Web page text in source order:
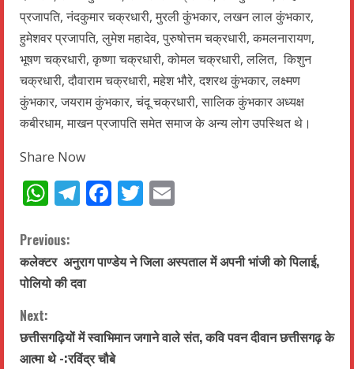
प्रजापति, नंदकुमार चक्रधारी, मुरली कुंभकार, लखन लाल कुंभकार,
हुमेशवर प्रजापति, लुमेश महादेव, पुरुषोत्तम चक्रधारी, कमलनारायण,
भूषण चक्रधारी, कृष्णा चक्रधारी, कोमल चक्रधारी, ललित, किशुन
चक्रधारी, दौवाराम चक्रधारी, महेश भौरे, दशरथ कुंभकार, लक्ष्मण
कुंभकार, जयराम कुंभकार, चंदू चक्रधारी, सालिक कुंभकार अध्यक्ष
कबीरधाम, माखन प्रजापति समेत समाज के अन्य लोग उपस्थित थे।
Share Now
WhatsApp
Telegram
Facebook
Twitter
C
o
n
t
Previous:
कलेक्टर अनुराग पाण्डेय ने जिला अस्पताल में अपनी भांजी को पिलाई,
पोलियो की दवा
Next:
छत्तीसगढ़ियों में स्वाभिमान जगाने वाले संत, कवि पवन दीवान छत्तीसगढ़ के
आत्मा थे -:रविंद्र चौबे